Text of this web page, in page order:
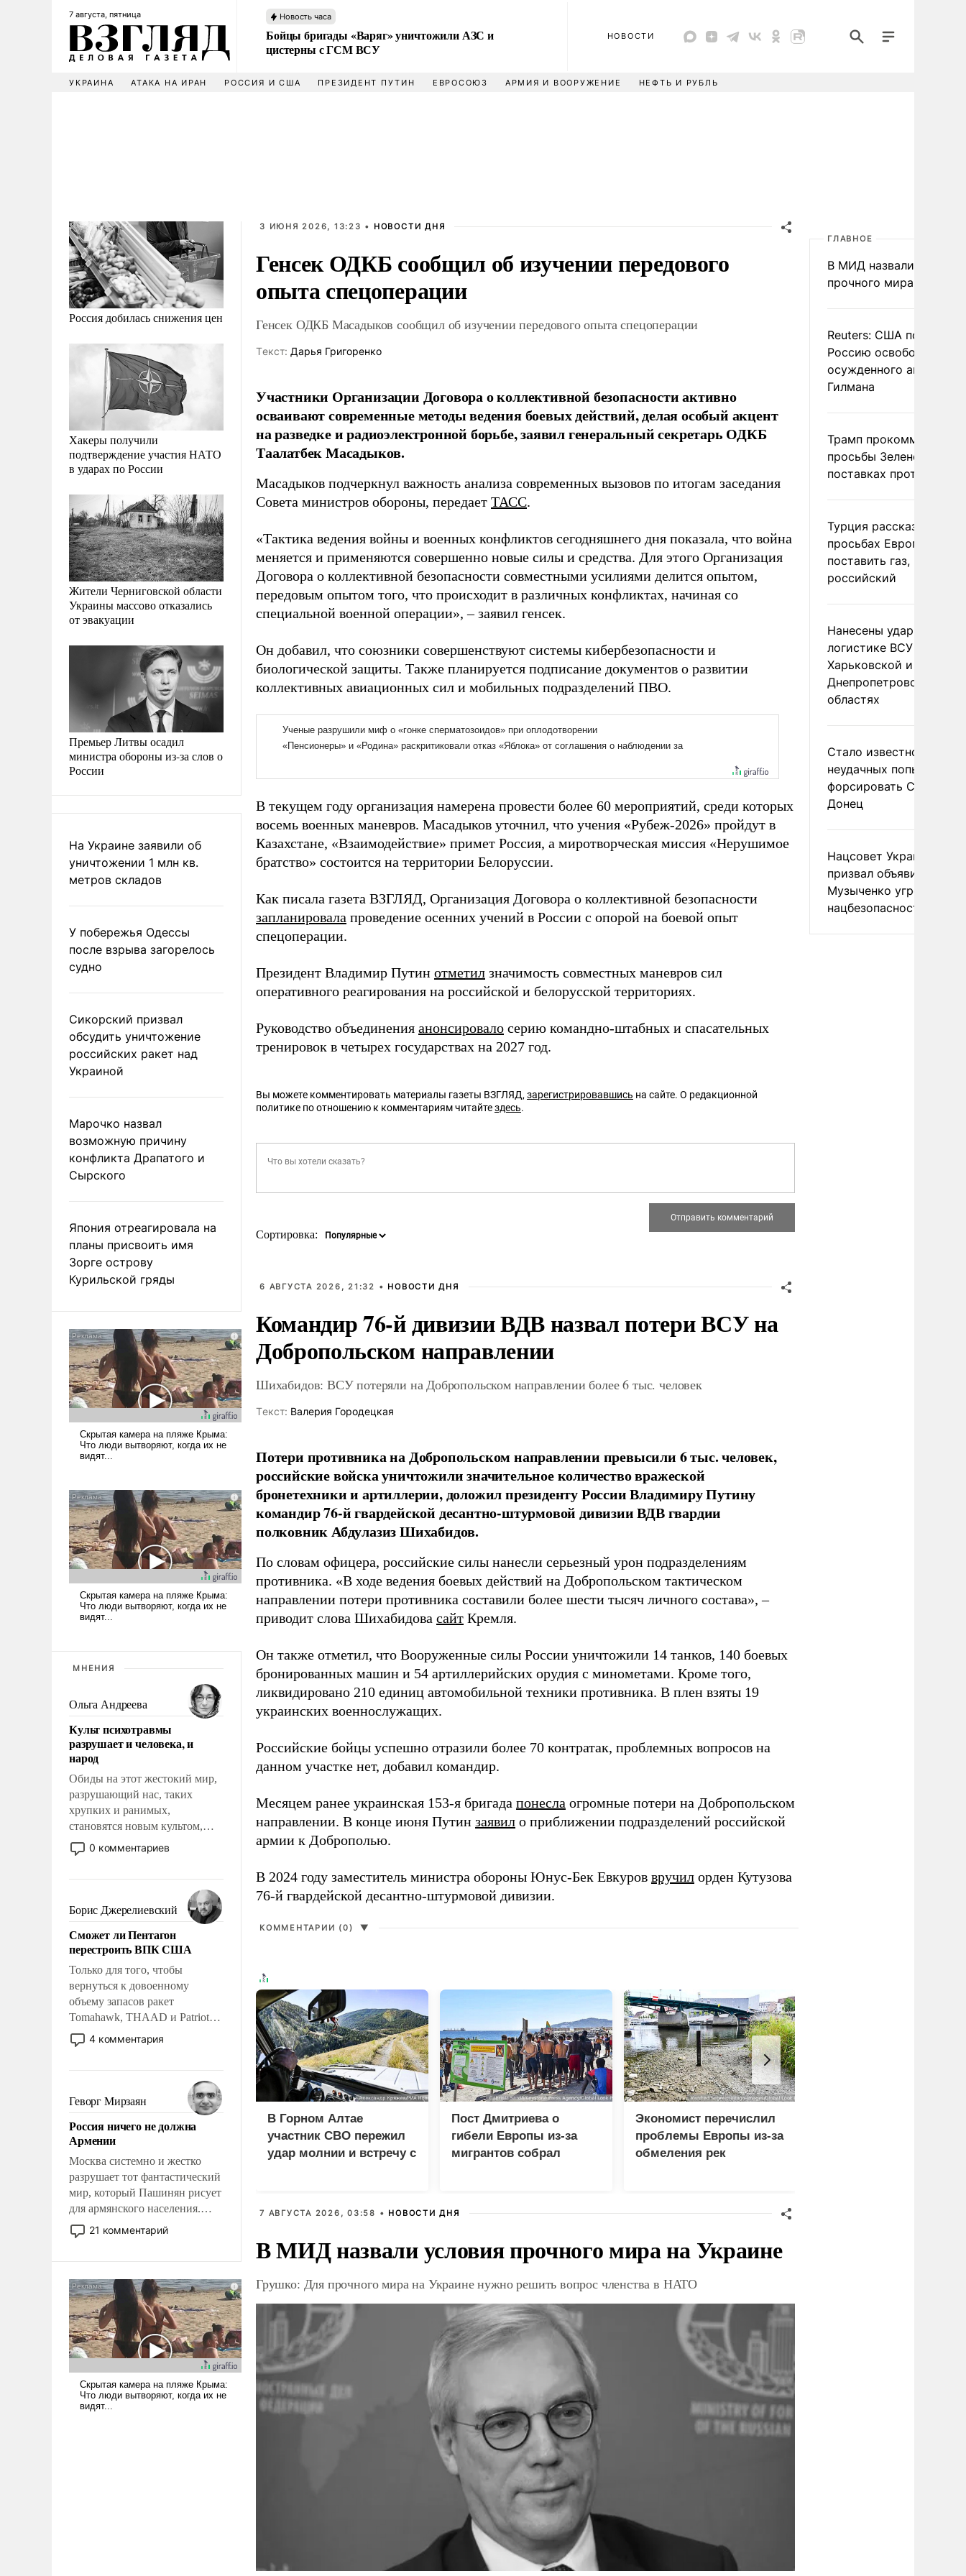
7 августа, пятница Новость часа
Бойцы бригады «Варяг» уничтожили АЗС и
цистерны с ГСМ ВСУ
НОВОСТИ
УКРАИНА АТАКА НА ИРАН РОССИЯ И США ПРЕЗИДЕНТ ПУТИН ЕВРОСОЮЗ АРМИЯ И ВООРУЖЕНИЕ НЕФТЬ И РУБЛЬ
Россия добилась снижения цен
Хакеры получили
подтверждение участия НАТО
в ударах по России
Жители Черниговской области
Украины массово отказались
от эвакуации
Премьер Литвы осадил
министра обороны из-за слов о
России
На Украине заявили об
уничтожении 1 млн кв.
метров складов
У побережья Одессы
после взрыва загорелось
судно
Сикорский призвал
обсудить уничтожение
российских ракет над
Украиной
Марочко назвал
возможную причину
конфликта Драпатого и
Сырского
Япония отреагировала на
планы присвоить имя
Зорге острову
Курильской гряды
МНЕНИЯ
Ольга Андреева
Культ психотравмы
разрушает и человека, и
народ
Обиды на этот жестокий мир,
разрушающий нас, таких
хрупких и ранимых,
становятся новым культом,
постепенно вытесняя и
отменяя традиционное
мужественным и твердым под
ударами судьбы, брать на себя
ответственность, помогать
слабым, идти вперед и
адаптироваться.
0 комментариев
Борис Джерелиевский
Сможет ли Пентагон
перестроить ВПК США
Только для того, чтобы
вернуться к довоенному
объему запасов ракет
Tomahawk, THAAD и Patriot
США потребуется более трех
лет. Даже небольшая война с
Сложившаяся ситуация
означает многолетний период
уязвимости США, например,
перед Китаем.
4 комментария
Геворг Мирзаян
Россия ничего не должна
Армении
Москва системно и жестко
разрушает тот фантастический
мир, который Пашинян рисует
для армянского населения.
Мир, где политические
прожекты будут безусловно
налогоплательщиков и где
Еревану за свои поступки не
нужно отвечать.
21 комментарий
3 ИЮНЯ 2026, 13:23 • НОВОСТИ ДНЯ
Генсек ОДКБ сообщил об изучении передового
опыта спецоперации
Генсек ОДКБ Масадыков сообщил об изучении передового опыта спецоперации
Tекст: Дарья Григоренко
Участники Организации Договора о коллективной безопасности активно
осваивают современные методы ведения боевых действий, делая особый акцент
на разведке и радиоэлектронной борьбе, заявил генеральный секретарь ОДКБ
Таалатбек Масадыков.
Масадыков подчеркнул важность анализа современных вызовов по итогам заседания
Совета министров обороны, передает ТАСС.
«Тактика ведения войны и военных конфликтов сегодняшнего дня показала, что война
меняется и применяются совершенно новые силы и средства. Для этого Организация
Договора о коллективной безопасности совместными усилиями делится опытом,
передовым опытом того, что происходит в различных конфликтах, начиная со
специальной военной операции», – заявил генсек.
Он добавил, что союзники совершенствуют системы кибербезопасности и
биологической защиты. Также планируется подписание документов о развитии
коллективных авиационных сил и мобильных подразделений ПВО.
В текущем году организация намерена провести более 60 мероприятий, среди которых
восемь военных маневров. Масадыков уточнил, что учения «Рубеж-2026» пройдут в
Казахстане, «Взаимодействие» примет Россия, а миротворческая миссия «Нерушимое
братство» состоится на территории Белоруссии.
Как писала газета ВЗГЛЯД, Организация Договора о коллективной безопасности
запланировала проведение осенних учений в России с опорой на боевой опыт
спецоперации.
Президент Владимир Путин отметил значимость совместных маневров сил
оперативного реагирования на российской и белорусской территориях.
Руководство объединения анонсировало серию командно-штабных и спасательных
тренировок в четырех государствах на 2027 год.
Вы можете комментировать материалы газеты ВЗГЛЯД, зарегистрировавшись на сайте. О редакционной
политике по отношению к комментариям читайтездесь.
Сортировка:
6 АВГУСТА 2026, 21:32 • НОВОСТИ ДНЯ
Командир 76-й дивизии ВДВ назвал потери ВСУ на
Добропольском направлении
Шихабидов: ВСУ потеряли на Добропольском направлении более 6 тыс. человек
Tекст: Валерия Городецкая
Потери противника на Добропольском направлении превысили 6 тыс. человек,
российские войска уничтожили значительное количество вражеской
бронетехники и артиллерии, доложил президенту России Владимиру Путину
командир 76-й гвардейской десантно-штурмовой дивизии ВДВ гвардии
полковник Абдулазиз Шихабидов.
По словам офицера, российские силы нанесли серьезный урон подразделениям
противника. «В ходе ведения боевых действий на Добропольском тактическом
направлении потери противника составили более шести тысяч личного состава», –
приводит слова Шихабидова сайт Кремля.
Он также отметил, что Вооруженные силы России уничтожили 14 танков, 140 боевых
бронированных машин и 54 артиллерийских орудия с минометами. Кроме того,
ликвидировано 210 единиц автомобильной техники противника. В плен взяты 19
украинских военнослужащих.
Российские бойцы успешно отразили более 70 контратак, проблемных вопросов на
данном участке нет, добавил командир.
Месяцем ранее украинская 153-я бригада понесла огромные потери на Добропольском
направлении. В конце июня Путин заявил о приближении подразделений российской
армии к Доброполью.
В 2024 году заместитель министра обороны Юнус-Бек Евкуров вручил орден Кутузова
76-й гвардейской десантно-штурмовой дивизии.
КОММЕНТАРИИ (0) ▼
В Горном Алтае
участник СВО пережил
удар молнии и встречу с
Пост Дмитриева о
гибели Европы из-за
мигрантов собрал
Экономист перечислил
проблемы Европы из-за
обмеления рек
7 АВГУСТА 2026, 03:58 • НОВОСТИ ДНЯ
В МИД назвали условия прочного мира на Украине
Грушко: Для прочного мира на Украине нужно решить вопрос членства в НАТО
ГЛАВНОЕ
В МИД назвали условия
прочного мира на
Reuters: США
Россию освободить
осужденного
Гилмана
Трамп
просьбы Зеленского о
поставках
Турция рассказала о
просьбах Европы
поставить газ, но не
российский
Нанесены удары по
логистике ВСУ в
Харьковской и
Днепропетровской
областях
Стало известно о
неудачных попытках
форсировать
Донец
Нацсовет Украины по
призвал объявить
Музыченко угрозой
нацбезопасности